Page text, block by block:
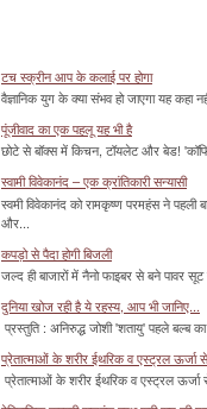
टच स्क्रीन आप के कलाई पर होगा
वैज्ञानिक युग के क्या संभव हो जाएगा यह
पूंजीवाद का एक पहलू यह भी है
छोटे से बॉक्‍स में किचन, टॉयलेट और बेड!
स्वामी विवेकानंद – एक क्रांतिकारी सन्यासी
स्वमी विवेकानंद को रामकृष्ण परमहंस ने
और...
कपड़ो से पैदा होगी बिजली
जल्द ही बाजारों में नैनो फाइबर से बने पावर
दुनिया खोज रही है ये रहस्य, आप भी जानिए...
प्रस्तुति : अनिरुद्ध जोशी 'शतायु' पहले बल्ब
प्रेतात्माओं के शरीर ईथरिक व एस्ट्रल ऊर्जा से
प्रेतात्माओं के शरीर ईथरिक व एस्ट्रल